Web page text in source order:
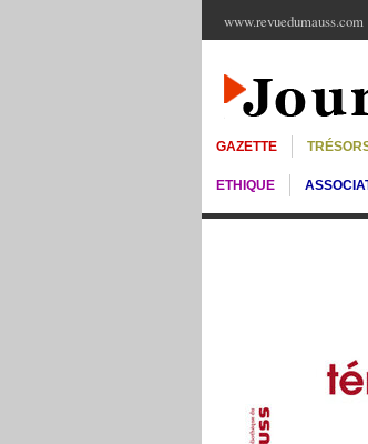
www.revuedumauss.com
GAZETTE
ETHIQUE